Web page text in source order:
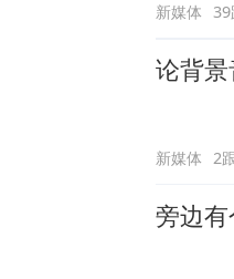
新媒体 39
论背景
新媒体 2
旁边